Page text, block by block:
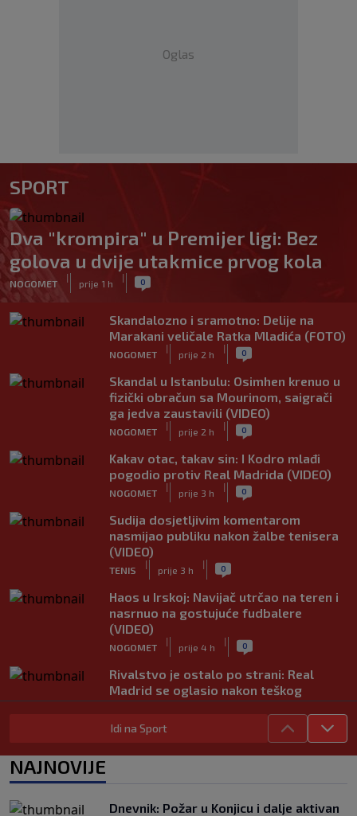
Oglas
SPORT
Dva "krompira" u Premijer ligi: Bez
golova u dvije utakmice prvog kola
NOGOMET
|
prije 1 h
| 0
Skandalozno i sramotno: Delije na
Marakani veličale Ratka Mladića (FOTO)
NOGOMET
|
prije 2 h
| 0
Skandal u Istanbulu: Osimhen krenuo u
fizički obračun sa Mourinom, saigrači
ga jedva zaustavili (VIDEO)
NOGOMET
|
prije 2 h
| 0
Kakav otac, takav sin: I Kodro mlađi
pogodio protiv Real Madrida (VIDEO)
NOGOMET
|
prije 3 h
| 0
Sudija dosjetljivim komentarom
nasmijao publiku nakon žalbe tenisera
(VIDEO)
TENIS
|
prije 3 h
| 0
Haos u Irskoj: Navijač utrčao na teren i
nasrnuo na gostujuće fudbalere
(VIDEO)
NOGOMET
|
prije 4 h
| 0
Rivalstvo je ostalo po strani: Real
Madrid se oglasio nakon teškog
gubitka Lionela Messija
NOGOMET
prije 4 h
Idi na Sport
NAJNOVIJE
Dnevnik: Požar u Konjicu i dalje aktivan